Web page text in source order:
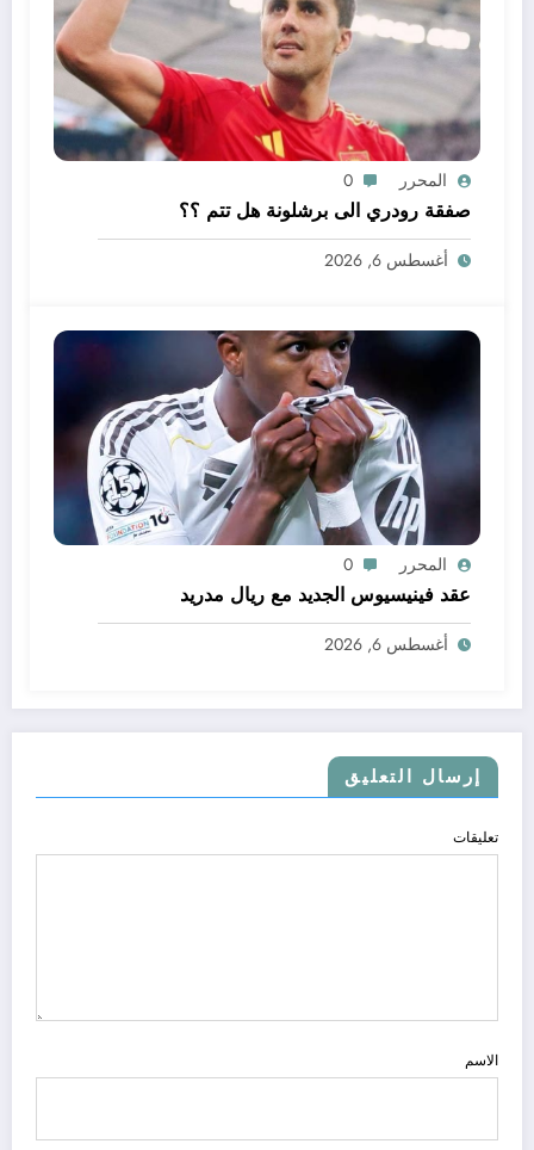
المحرر 0
صفقة رودري الى برشلونة هل تتم ؟؟
أغسطس 6, 2026
المحرر 0
عقد فينيسيوس الجديد مع ريال مدريد
أغسطس 6, 2026
إرسال التعليق
تعليقات
الاسم